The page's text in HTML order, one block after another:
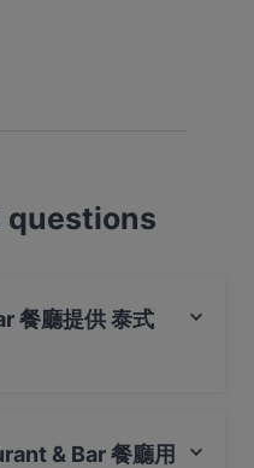
questions
餐廳提供 泰式
& Bar 餐廳用